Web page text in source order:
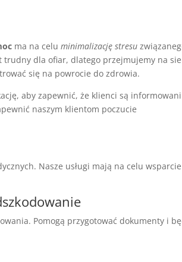
ma na celuminimalizację stresu
trudny dla ofiar, dlatego przejmujemy na
się na powrocie do zdrowia.
aby zapewnić, że klienci są
naszym klientom poczucie
Nasze usługi mają na celu wsparcie
Pomogą przygotować dokumenty i